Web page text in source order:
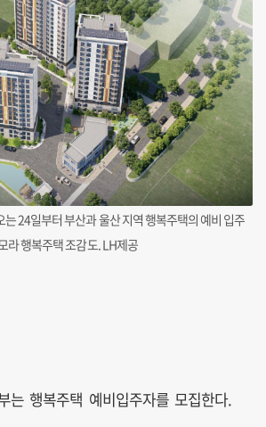
24일부터 부산과 울산 지역 행복주택의 예비 입주
라 행복주택 조감도. LH제공
는 행복주택 예비입주자를 모집한다.